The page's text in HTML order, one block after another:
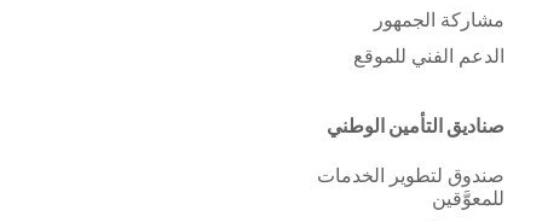
مشاركة الجمهور
الدعم الفني للموقع
صناديق التأمين الوطني
صندوق لتطوير الخدمات
للمعوَّقين